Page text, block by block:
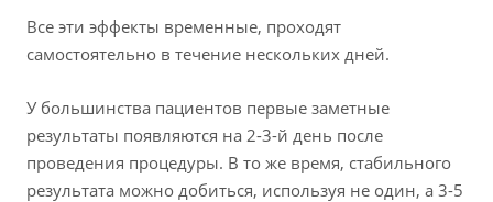
Все эти эффекты временные, проходят
самостоятельно в течение нескольких дней.
У большинства пациентов первые заметные
результаты появляются на 2-3-й день после
проведения процедуры. В то же время, стабильного
результата можно добиться, используя не один, а 3-5